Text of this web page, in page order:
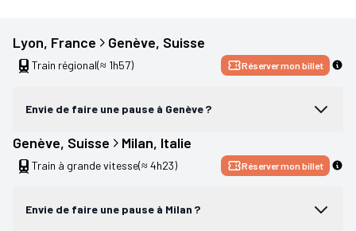
Lyon, France Genève, Suisse
Train régional(≈ 1h57) Réserver mon billet
Envie de faire une pause à Genève ?
Genève, Suisse Milan, Italie
Train à grande vitesse(≈ 4h23) Réserver mon billet
Envie de faire une pause à Milan ?